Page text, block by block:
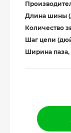
Длина шины
Количество
Шаг цепи
Ширина